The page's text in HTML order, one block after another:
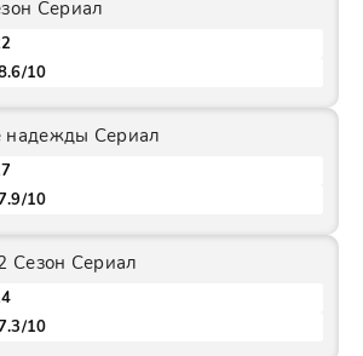
Сериал
10
надежды Сериал
10
Сезон Сериал
10